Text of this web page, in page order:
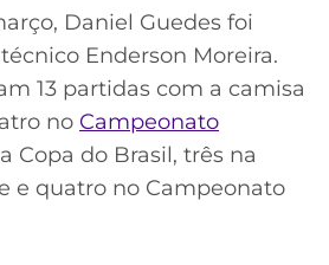
Daniel Guedes foi
Enderson Moreira.
13 partidas com a camisa
no Campeonato
Copa do Brasil, três na
e quatro no Campeonato